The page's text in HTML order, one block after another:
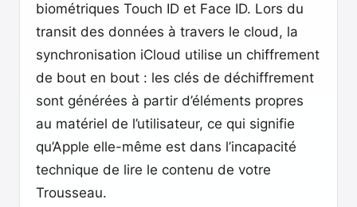
biométriques Touch ID et Face ID. Lors du
transit des données à travers le cloud, la
synchronisation iCloud utilise un chiffrement
de bout en bout : les clés de déchiffrement
sont générées à partir d’éléments propres
au matériel de l’utilisateur, ce qui signifie
qu’Apple elle-même est dans l’incapacité
technique de lire le contenu de votre
Trousseau.